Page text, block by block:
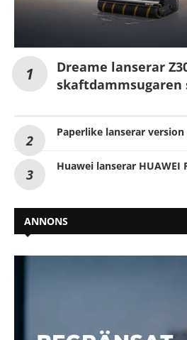
Dreame lanserar
skaftdammsugaren
Paperlike lanserar version
Huawei lanserar HUAWEI
ANNONS